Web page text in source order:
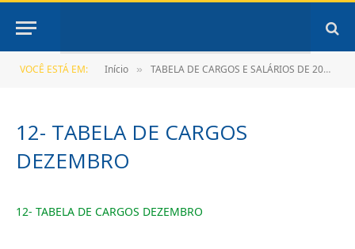
VOCÊ ESTÁ EM: Início » TABELA DE CARGOS E SALÁRIOS DE 2023
12- TABELA DE CARGOS
DEZEMBRO
12- TABELA DE CARGOS DEZEMBRO